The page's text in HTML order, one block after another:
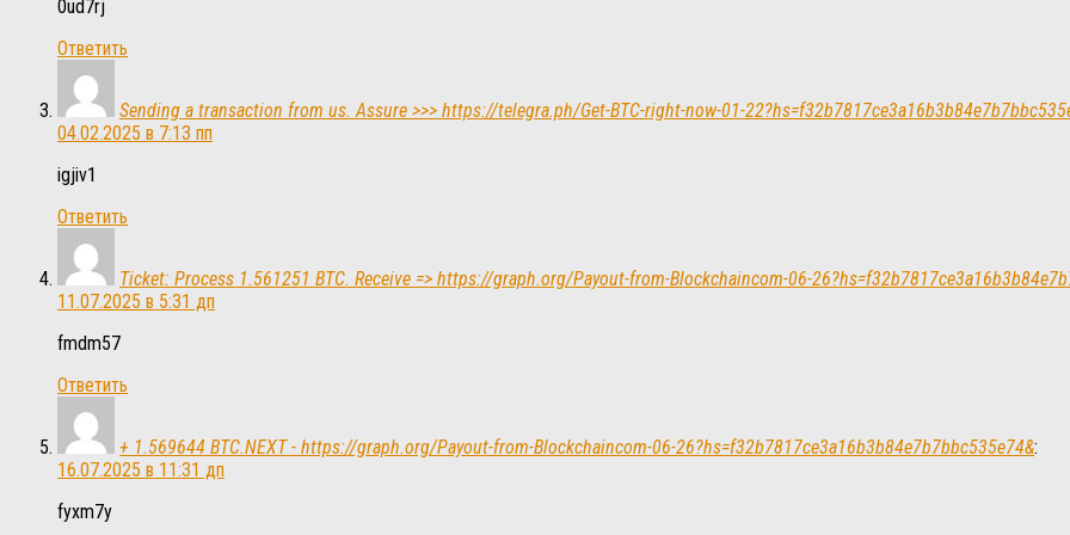
0ud7rj
Ответить
Sending a transaction from us. Assure >>> https://telegra.ph/Get-BTC-right-now-01-
04.02.2025 в 7:13 пп
igjiv1
Ответить
Ticket: Process 1.561251 BTC. Receive => https://graph.org/Payout-from-Blockchaincom-06-
11.07.2025 в 5:31 дп
fmdm57
Ответить
+ 1.569644 BTC.NEXT - https://graph.org/Payout-from-Blockchaincom-06-26?hs=f32b7817ce3a16b3b84e7b7bbc535e74&:
16.07.2025 в 11:31 дп
fyxm7y